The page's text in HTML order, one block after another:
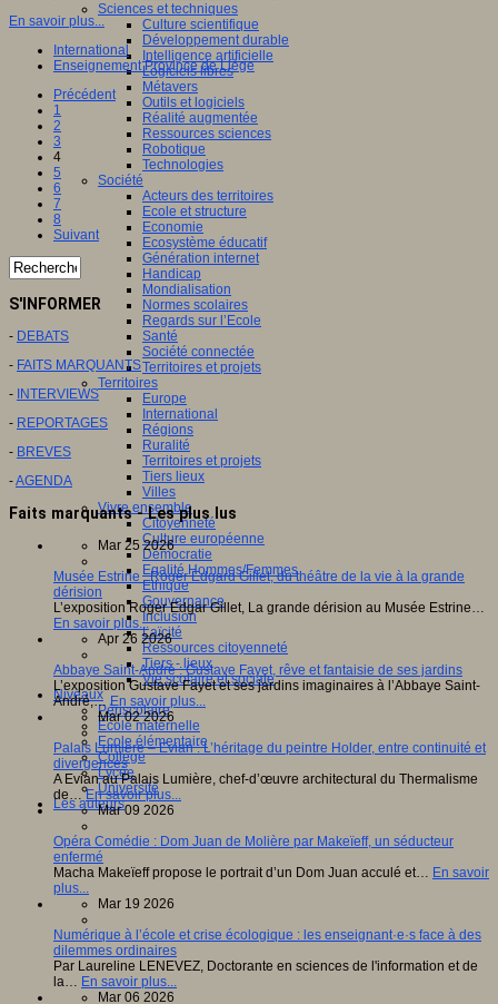
Sciences et techniques
Culture scientifique
Développement durable
Intelligence artificielle
Logiciels libres
Métavers
Outils et logiciels
Réalité augmentée
Ressources sciences
Robotique
Technologies
Société
Acteurs des territoires
Ecole et structure
Economie
Ecosystème éducatif
Génération internet
Handicap
Mondialisation
Normes scolaires
Regards sur l’Ecole
Santé
Société connectée
Territoires et projets
Territoires
Europe
International
Régions
Ruralité
Territoires et projets
Tiers lieux
Villes
Vivre ensemble
Citoyenneté
Culture européenne
Démocratie
Egalité Hommes/Femmes
Ethique
Gouvernance
Inclusion
Laïcité
Ressources citoyenneté
Tiers - lieux
Vie scolaire et sociale
Niveaux
Périscolaire
Ecole maternelle
Ecole élémentaire
Collège
Lycée
Université
Les auteurs
En savoir plus...
International
Enseignement Province de Liège
Précédent
1
2
3
4
5
6
7
8
Suivant
S'INFORMER
- DEBATS
- FAITS MARQUANTS
- INTERVIEWS
- REPORTAGES
- BREVES
-AGENDA
Faits marquants - Les plus lus
Mar 25 2026
Musée Estrine : Roger Edgard Gillet, du théâtre de la vie à la grande
dérision
L’exposition Roger Edgar Gillet, La grande dérision au Musée Estrine…
En savoir plus...
Apr 26 2026
Abbaye Saint-André : Gustave Fayet, rêve et fantaisie de ses jardins
L’exposition Gustave Fayet et ses jardins imaginaires à l’Abbaye Saint-
André,…En savoir plus...
Mar 02 2026
Palais Lumière – Evian : L’héritage du peintre Holder, entre continuité et
divergences
A Evian au Palais Lumière, chef-d’œuvre architectural du Thermalisme
de…En savoir plus...
Mar 09 2026
Opéra Comédie : Dom Juan de Molière par Makeïeff, un séducteur
enfermé
Macha Makeïeff propose le portrait d’un Dom Juan acculé et… En savoir
plus...
Mar 19 2026
Numérique à l’école et crise écologique : les enseignant·e·s face à des
dilemmes ordinaires
Par Laureline LENEVEZ, Doctorante en sciences de l'information et de
la… En savoir plus...
Mar 06 2026